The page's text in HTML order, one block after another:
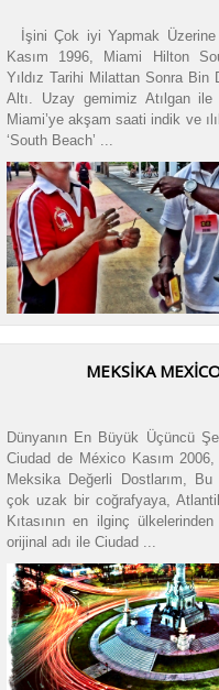
İşini Çok iyi Yapmak
Kasım 1996, Miami Hilton
Yıldız Tarihi Milattan Sonra Bin
Altı. Uzay gemimiz Atılgan
Miami’ye akşam saati indik ve
‘South Beach’ ...
MEKSIKA
Dünyanın En Büyük Üçüncü
Ciudad de México Kasım
Meksika Değerli Dostlarım,
çok uzak bir coğrafyaya,
Kıtasının en ilginç
orijinal adı ile Ciudad ...